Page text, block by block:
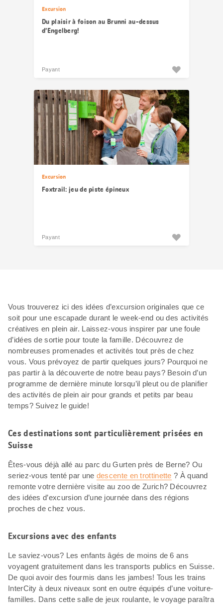
Excursion
Du plaisir à foison au Brunni au-dessus
d’Engelberg!
Payant
Excursion
Foxtrail: jeu de piste épineux
Payant
Vous trouverez ici des idées d’excursion originales que ce
soit pour une escapade durant le week-end ou des activités
créatives en plein air. Laissez-vous inspirer par une foule
d’idées de sortie pour toute la famille. Découvrez de
nombreuses promenades et activités tout près de chez
vous. Vous prévoyez de partir quelques jours? Pourquoi ne
pas partir à la découverte de notre beau pays? Besoin d’un
programme de dernière minute lorsqu’il pleut ou de planifier
des activités de plein air pour grands et petits par beau
temps? Suivez le guide!
Ces destinations sont particulièrement prisées en
Suisse
Êtes-vous déjà allé au parc du Gurten près de Berne? Ou
seriez-vous tenté par une descente en trottinette ? À quand
remonte votre dernière visite au zoo de Zurich? Découvrez
des idées d’excursion d’une journée dans des régions
proches de chez vous.
Excursions avec des enfants
Le saviez-vous? Les enfants âgés de moins de 6 ans
voyagent gratuitement dans les transports publics en Suisse.
De quoi avoir des fourmis dans les jambes! Tous les trains
InterCity à deux niveaux sont en outre équipés d’une voiture-
familles. Dans cette salle de jeux roulante, le voyage paraîtra